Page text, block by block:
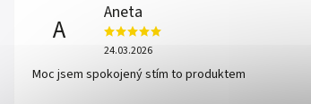
A
Aneta
24.03.2026
Moc jsem spokojený stím to produktem